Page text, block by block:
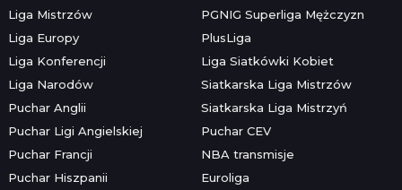
Liga Mistrzów
Liga Europy
Liga Konferencji
Liga Narodów
Puchar Anglii
Puchar Ligi Angielskiej
Puchar Francji
Puchar Hiszpanii
PGNIG Superliga Mężczyzn
PlusLiga
Liga Siatkówki Kobiet
Siatkarska Liga Mistrzów
Siatkarska Liga Mistrzyń
Puchar CEV
NBA transmisje
Euroliga